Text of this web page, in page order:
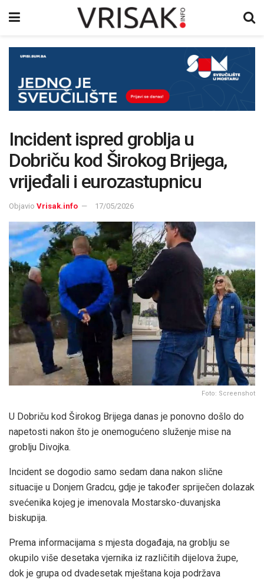
Incident ispred groblja u
Dobriču kod Širokog Brijega,
vrijeđali i eurozastupnicu
Objavio Vrisak.info 17/05/2026
Foto: Screenshot
U Dobriču kod Širokog Brijega danas je ponovno došlo do
napetosti nakon što je onemogućeno služenje mise na
groblju Divojka.
Incident se dogodio samo sedam dana nakon slične
situacije u Donjem Gradcu, gdje je također spriječen dolazak
svećenika kojeg je imenovala Mostarsko-duvanjska
biskupija.
Prema informacijama s mjesta događaja, na groblju se
okupilo više desetaka vjernika iz različitih dijelova župe,
dok je grupa od dvadesetak mještana koja podržava